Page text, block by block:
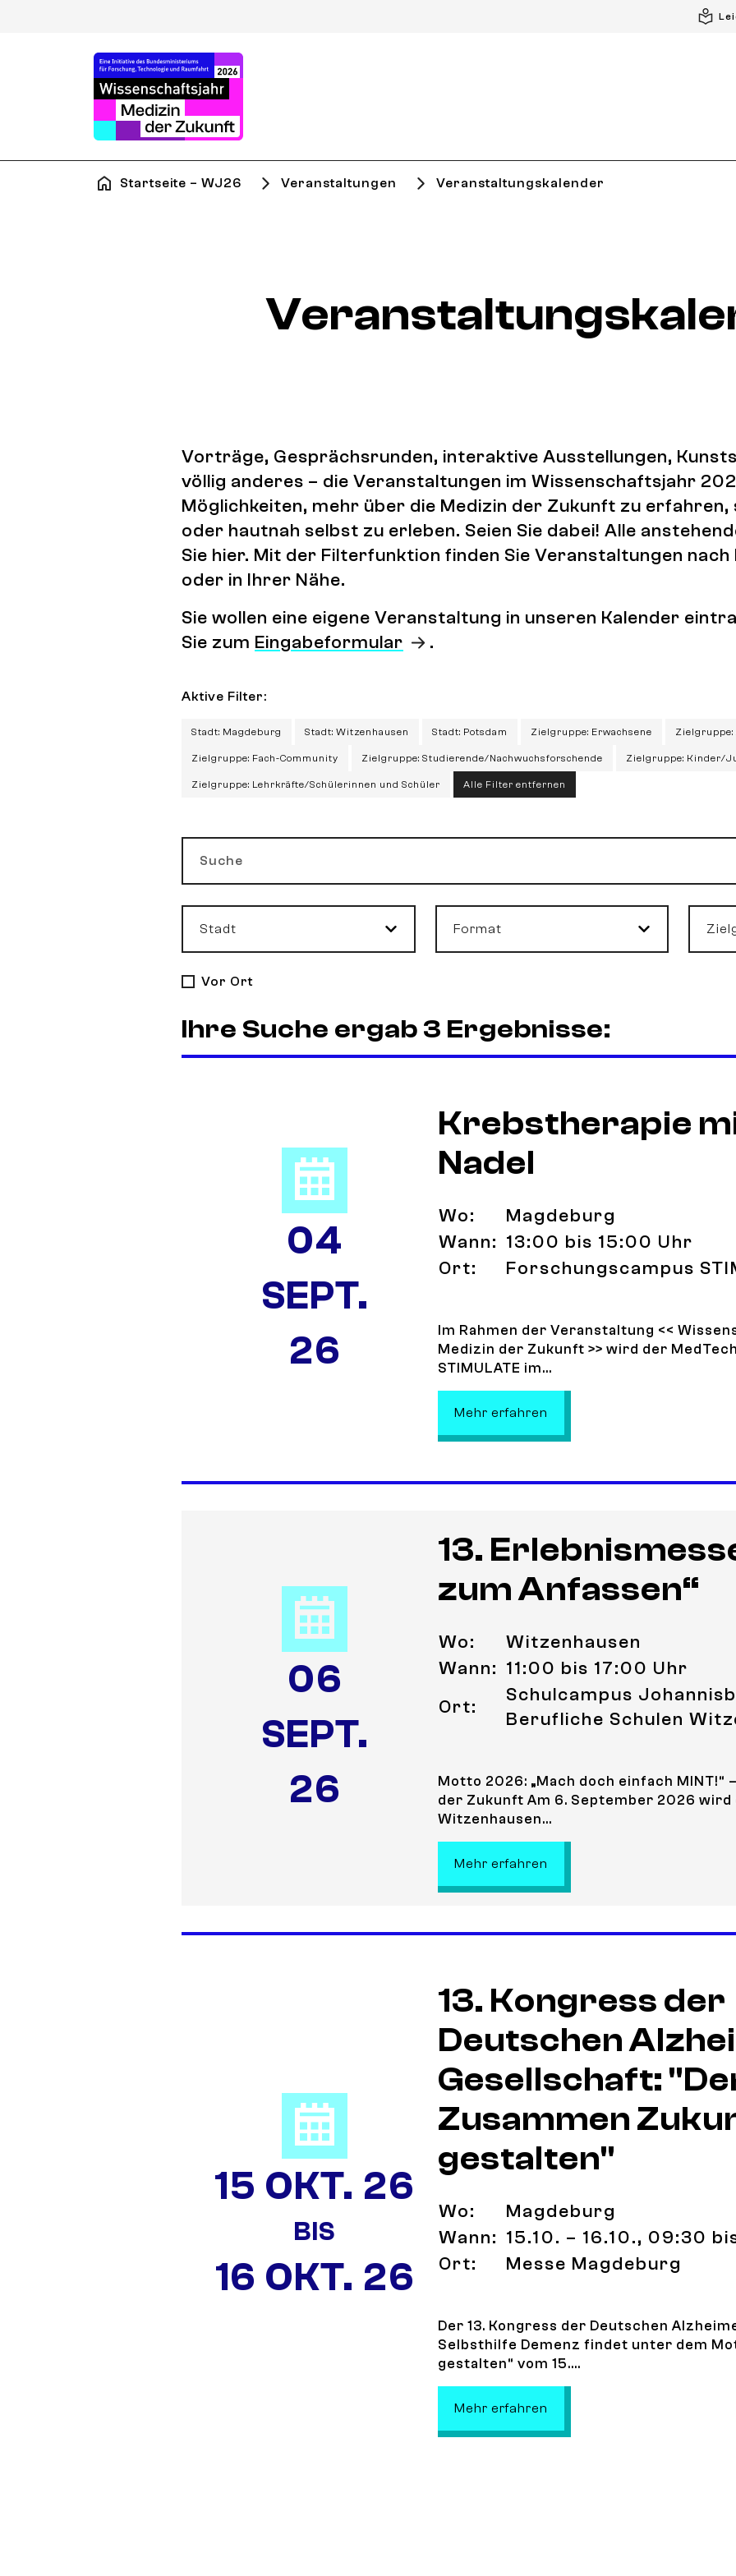
Startseite – WJ26 Veranstaltungen Veranstaltungskalender
Vorträge, Gesprächsrunden, interaktive Ausstellungen,
völlig anderes – die Veranstaltungen im Wissenschaftsjahr
Möglichkeiten, mehr über die Medizin der Zukunft zu
oder hautnah selbst zu erleben. Seien Sie dabei! Alle
Sie hier. Mit der Filterfunktion finden Sie Veranstaltungen
oder in Ihrer Nähe.
Sie wollen eine eigene Veranstaltung in unseren Kalender
Sie zum Eingabeformular .
Aktive Filter:
Stadt: Magdeburg Stadt: Witzenhausen Stadt: Potsdam Zielgruppe: Erwachsene Zielgruppe:
Zielgruppe: Fach-Community Zielgruppe: Studierende/Nachwuchsforschende Zielgruppe: Kinder/
Zielgruppe: Lehrkräfte/Schülerinnen und Schüler Alle Filter entfernen
Suche
Stadt Format
Vor Ort
Ihre Suche ergab 3 Ergebnisse:
04
SEPT.
26
Krebstherapie
Nadel
Wo:
Magdeburg
Wann: 13:00 bis 15:00 Uhr
Ort:
Forschungscampus
Im Rahmen der Veranstaltung <<
Medizin der Zukunft >> wird der
STIMULATE im...
Mehr erfahren
06
SEPT.
26
13.
zum Anfassen“
Wo:
Witzenhausen
Wann: 11:00 bis 17:00 Uhr
Ort:
Schulcampus
Berufliche Schulen
Motto 2026: „Mach doch einfach MINT!“
der Zukunft Am 6. September 2026 wird
Witzenhausen...
Mehr erfahren
15 OKT. 26
BIS
16 OKT. 26
13. Kongress der
Deutschen
Gesellschaft:
Zusammen
gestalten"
Wo:
Magdeburg
Wann: 15.10. – 16.10., 09:30
Ort:
Messe Magdeburg
Der 13. Kongress der Deutschen
Selbsthilfe Demenz findet unter dem
gestalten“ vom 15....
Mehr erfahren